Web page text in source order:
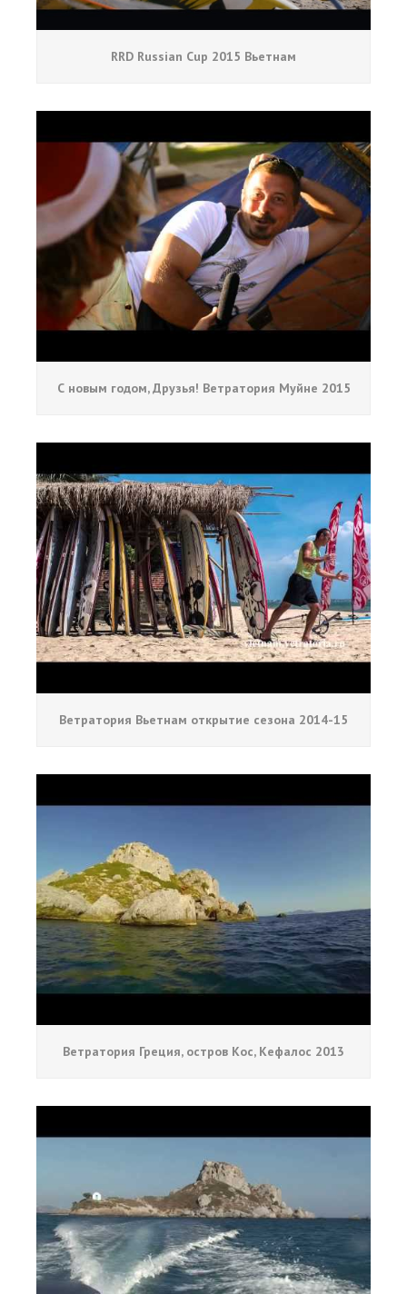
RRD Russian Cup 2015 Вьетнам
С новым годом, Друзья! Ветратория Муйне 2015
Ветратория Вьетнам открытие сезона 2014-15
Ветратория Греция, остров Кос, Кефалос 2013